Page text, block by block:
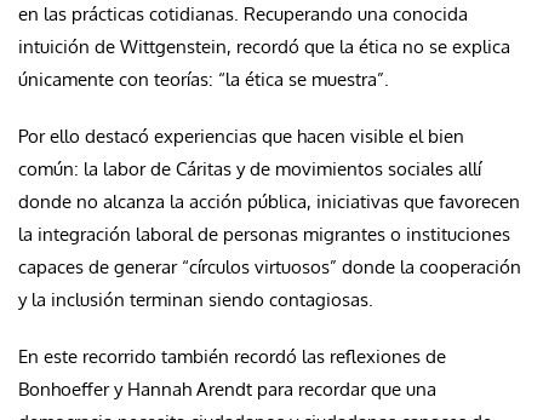
en las prácticas cotidianas. Recuperando una conocida
intuición de Wittgenstein, recordó que la ética no se explica
únicamente con teorías: “la ética se muestra”.
Por ello destacó experiencias que hacen visible el bien
común: la labor de Cáritas y de movimientos sociales allí
donde no alcanza la acción pública, iniciativas que favorecen
la integración laboral de personas migrantes o instituciones
capaces de generar “círculos virtuosos” donde la cooperación
y la inclusión terminan siendo contagiosas.
En este recorrido también recordó las reflexiones de
Bonhoeffer y Hannah Arendt para recordar que una